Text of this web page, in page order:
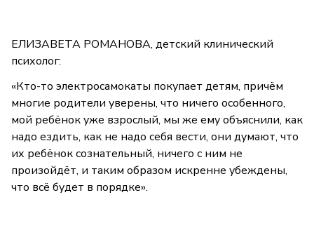
ЕЛИЗАВЕТА РОМАНОВА, детский клинический
психолог:
«Кто-то электросамокаты покупает детям, причём
многие родители уверены, что ничего особенного,
мой ребёнок уже взрослый, мы же ему объяснили, как
надо ездить, как не надо себя вести, они думают, что
их ребёнок сознательный, ничего с ним не
произойдёт, и таким образом искренне убеждены,
что всё будет в порядке».